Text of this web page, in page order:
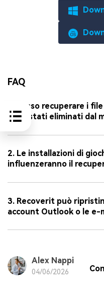
FAQ
1. Posso recuperare i
sono stati eliminati dal
2. Le installazioni di
influenzeranno il
3. Recoverit può
account Outlook o le e-
Alex Nappi
04/06/2026